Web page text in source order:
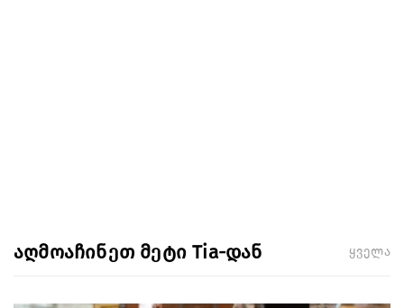
აღმოაჩინეთ მეტი Tia-დან ყველა